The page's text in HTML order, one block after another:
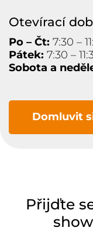
Otevírací
Po – Čt: 7:30 –
Pátek: 7:30 –
Sobota a
Domluvit
Přijďte